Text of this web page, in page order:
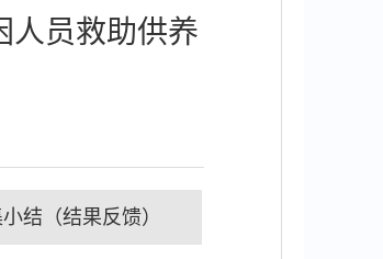
人员救助供养
结（结果反馈）